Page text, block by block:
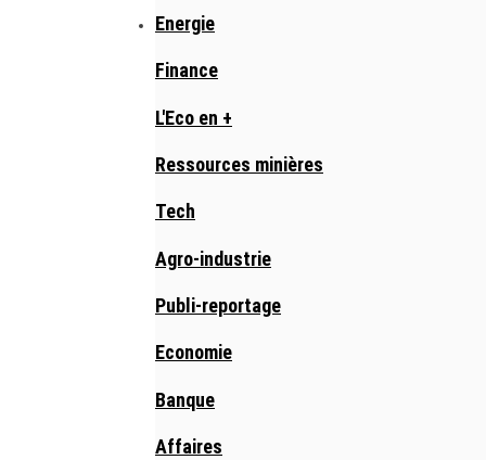
Energie
Finance
L'Eco en +
Ressources minières
Tech
Agro-industrie
Publi-reportage
Economie
Banque
Affaires